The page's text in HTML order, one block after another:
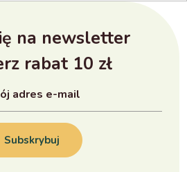
na newsletter
rabat 10 zł
Subskrybuj